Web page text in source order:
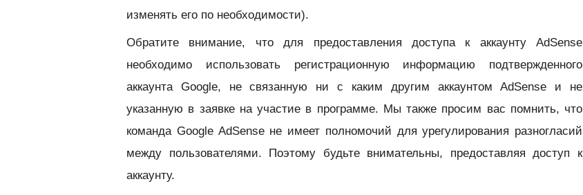
изменять его по необходимости).
Обратите внимание, что для предоставления доступа к аккаунту AdSense
необходимо использовать регистрационную информацию подтвержденного
аккаунта Google, не связанную ни с каким другим аккаунтом AdSense и не
указанную в заявке на участие в программе. Мы также просим вас помнить, что
команда Google AdSense не имеет полномочий для урегулирования разногласий
между пользователями. Поэтому будьте внимательны, предоставляя доступ к
аккаунту.